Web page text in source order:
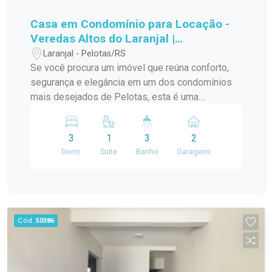
Casa em Condomínio para Locação -
Veredas Altos do Laranjal |
Sofisticação, conforto e qualidade de
vida
Laranjal - Pelotas/RS
Se você procura um imóvel que reúna conforto,
segurança e elegância em um dos condomínios
mais desejados de Pelotas, esta é uma
Condomínio Veredas Altos do Laranjal, esta
residência oferece um projeto moderno,
ambientes amplos e uma distribuição inteligente
composta por sala de estar e jantar integradas. A
lareira torna o ambiente ainda mais aconchegante,
criando o espaço ideal para reunir a família ou
receber amigos em qualquer época do ano. As
3
Dorm.
1
Suite
3
Banho
2
Garagens
Cód. 50386